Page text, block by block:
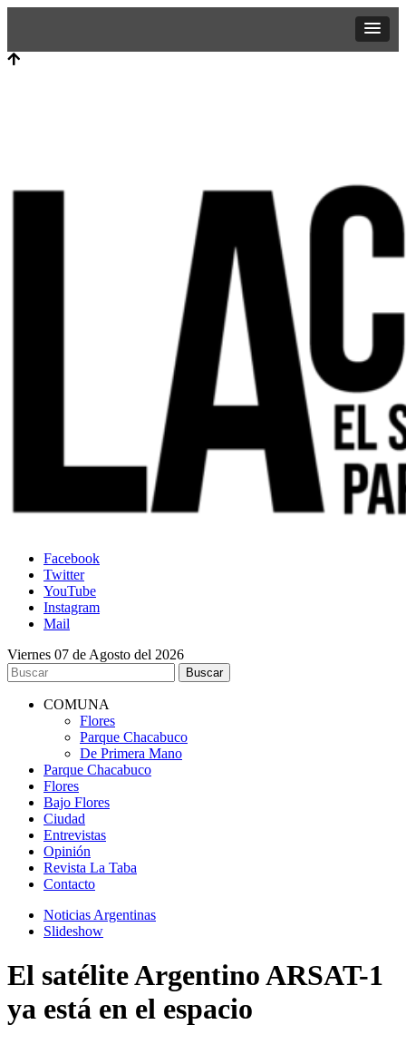
Facebook
Twitter
YouTube
Instagram
Mail
Viernes 07 de Agosto del 2026
COMUNA
Flores
Parque Chacabuco
De Primera Mano
Parque Chacabuco
Flores
Bajo Flores
Ciudad
Entrevistas
Opinión
Revista La Taba
Contacto
Noticias Argentinas
Slideshow
El satélite Argentino ARSAT-1
ya está en el espacio